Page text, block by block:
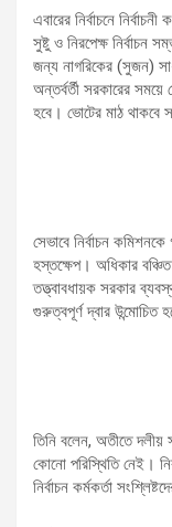
এবারের নির্বাচনে
সুষ্টু ও নিরপেক্ষ নির্বাচন
জন্য নাগরিকের (সুজন)
অন্তর্বর্তী সরকারের সময়ে
হবে। ভোটের মাঠ থাকবে
সেভাবে নির্বাচন
হস্তক্ষেপ। অধিকার
তত্ত্বাবধায়ক সরকার
গুরুত্বপূর্ণ দ্বার
তিনি বলেন, অতীতে দলীয়
কোনো পরিস্থিতি নেই।
নির্বাচন কর্মকর্তা